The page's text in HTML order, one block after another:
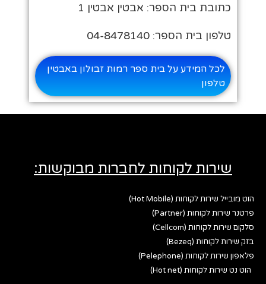
כתובת בית הספר: אבטין אבטין 1
טלפון בית הספר: 04-8478140
לכל המידע על בית ספר רמות זבולון באבטין
טלפון
שירות לקוחות לחברות מבוקשות:
הוט מובייל שירות לקוחות (Hot Mobile)
פרטנר שירות לקוחות (Partner)
סלקום שירות לקוחות (Cellcom)
בזק שירות לקוחות (Bezeq)
פלאפון שירות לקוחות (Pelephone)
הוט נט שירות לקוחות (Hot net)